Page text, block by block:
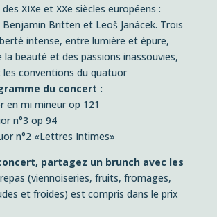
XIXe et XXe siècles européens :
Benjamin Britten et Leoš Janácek. Trois
intense, entre lumière et épure,
la beauté et des passions inassouvies,
les conventions du quatuor
du concert :
en mi mineur op 121
n°3 op 94
n°2 «Lettres Intimes»
partagez un brunch avec les
(viennoiseries, fruits, fromages,
et froides) est compris dans le prix